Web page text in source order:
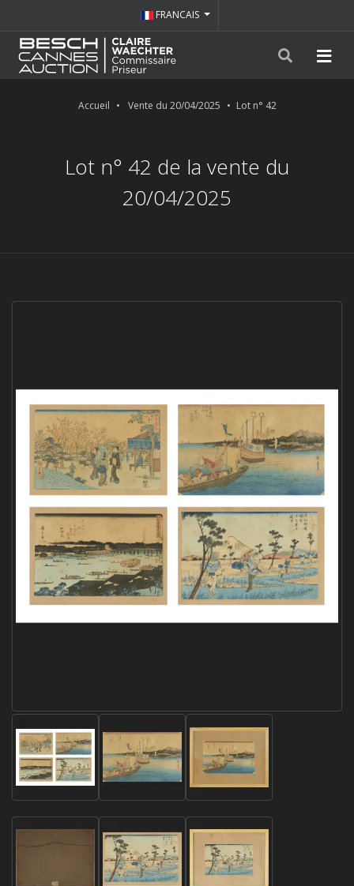
FRANCAIS
Accueil Vente du 20/04/2025 Lot n° 42
Lot n° 42 de la vente du
20/04/2025